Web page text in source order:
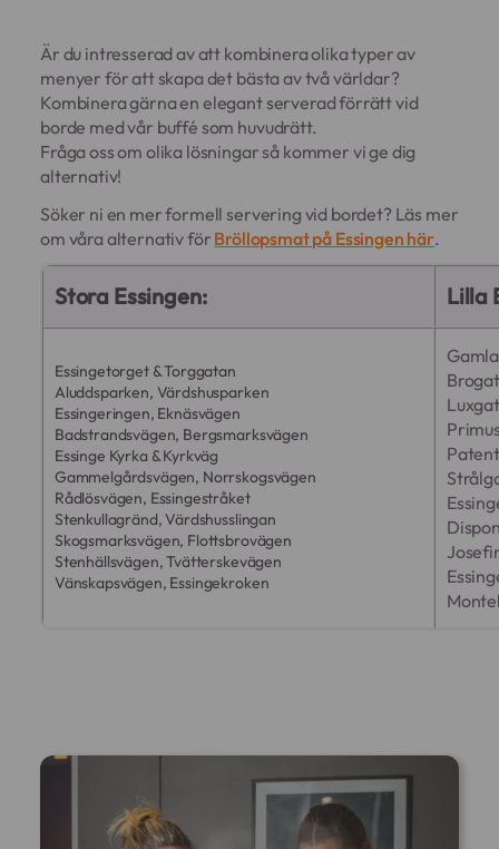
Är du intresserad av att kombinera olika typer av
menyer för att skapa det bästa av två världar?
Kombinera gärna en elegant serverad förrätt vid
borde med vår buffé som huvudrätt.
Fråga oss om olika lösningar så kommer vi ge dig
alternativ!
Söker ni en mer formell servering vid bordet? Läs mer
om våra alternativ för Bröllopsmat på Essingen här.
Stora Essingen: Lilla
Essingetorget & Torggatan
Aluddsparken, Värdshusparken
Essingeringen, Eknäsvägen
Badstrandsvägen, Bergsmarksvägen
Essinge Kyrka & Kyrkväg
Gammelgårdsvägen, Norrskogsvägen
Rådlösvägen, Essingestråket
Stenkullagränd, Värdshusslingan
Skogsmarksvägen, Flottsbrovägen
Stenhällsvägen, Tvätterskevägen
Vänskapsvägen, Essingekroken